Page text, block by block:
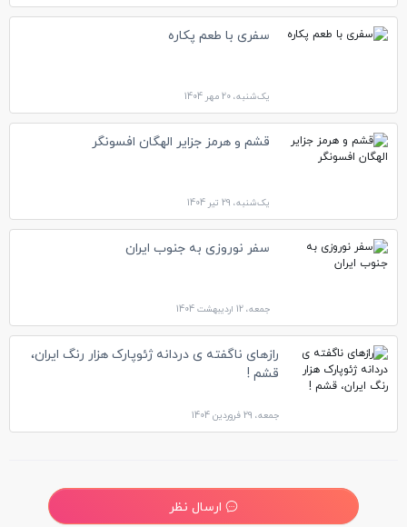
سفری با طعم پکاره
یک‌شنبه، 20 مهر 1404
قشم و هرمز جزایر الهگان افسونگر
یک‌شنبه، 29 تیر 1404
سفر نوروزی به جنوب ایران
جمعه، 12 اردیبهشت 1404
رازهای ناگفته ی دردانه ژئوپارک هزار رنگ ایران،
قشم !
جمعه، 29 فروردین 1404